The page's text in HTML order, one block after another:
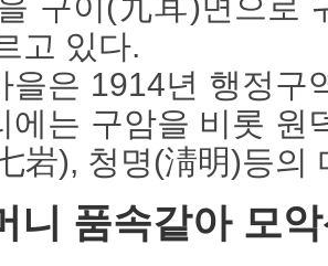
고 있다.
을은 1914년 행정구
에는 구암을 비롯 원
岩), 청명(淸明)등의
니 품속같아 모